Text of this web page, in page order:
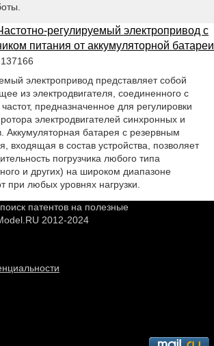
регулируемый электропривод с
питания от аккумуляторной батареи
электропривод представляет собой
из электродвигателя, соединенного с
предназначенное для регулировки
электродвигателей синхронных и
Аккумуляторная батарея с резервным
входящая в состав устройства, позволяет
погрузчика любого типа
и других) на широком диапазоне
при любых уровнях нагрузки.
патентов на полезные
2012-2024